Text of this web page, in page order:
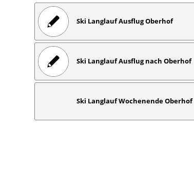
Ski Langlauf Ausflug Oberhof
Ski Langlauf Ausflug nach Oberhof
Ski Langlauf Wochenende Oberhof